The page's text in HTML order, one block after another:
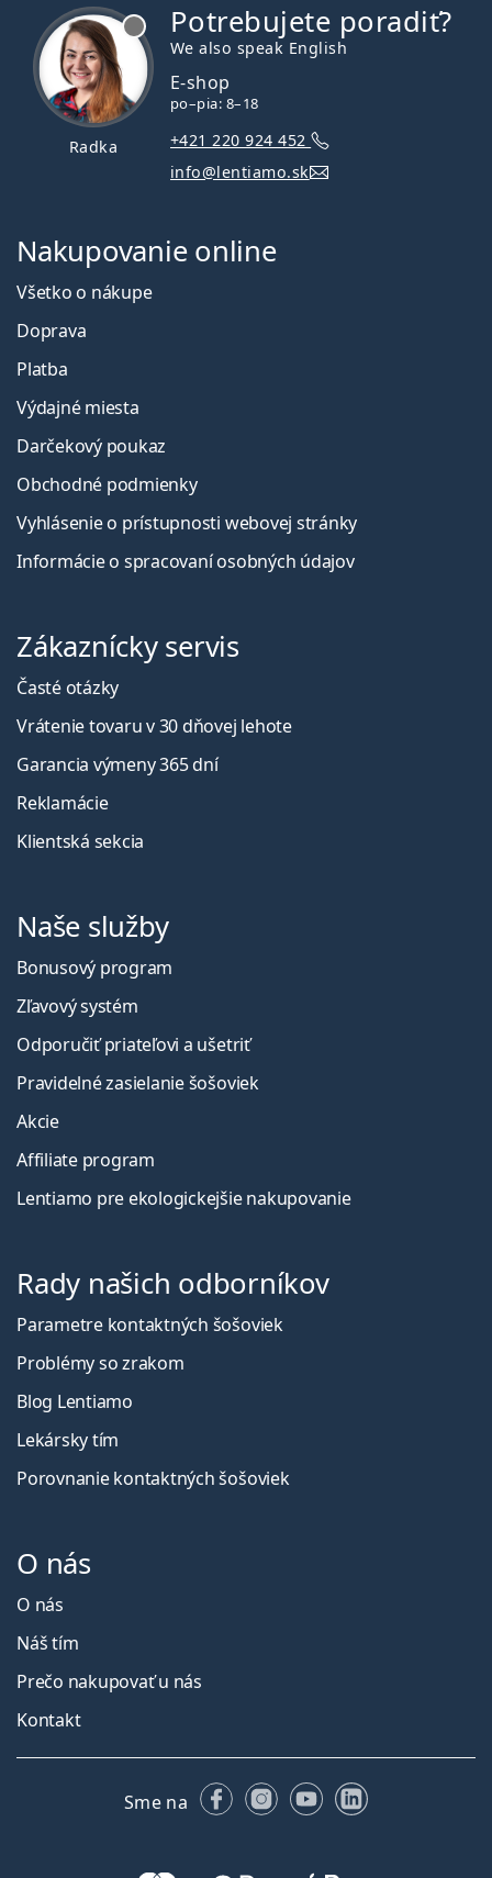
Radka
Potrebujete poradiť?
We also speak English
E-shop
po–pia: 8–18
+421 220 924 452
info@lentiamo.sk
Nakupovanie online
Všetko o nákupe
Doprava
Platba
Výdajné miesta
Darčekový poukaz
Obchodné podmienky
Vyhlásenie o prístupnosti webovej stránky
Informácie o spracovaní osobných údajov
Zákaznícky servis
Časté otázky
Vrátenie tovaru v 30 dňovej lehote
Garancia výmeny 365 dní
Reklamácie
Klientská sekcia
Naše služby
Bonusový program
Zľavový systém
Odporučiť priateľovi a ušetriť
Pravidelné zasielanie šošoviek
Akcie
Affiliate program
Lentiamo pre ekologickejšie nakupovanie
Rady našich odborníkov
Parametre kontaktných šošoviek
Problémy so zrakom
Blog Lentiamo
Lekársky tím
Porovnanie kontaktných šošoviek
O nás
O nás
Náš tím
Prečo nakupovať u nás
Kontakt
Sme na FacebookuInstagrame
YouTubeLinkedIn